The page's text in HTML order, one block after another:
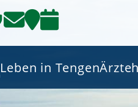
Leben in Tengen